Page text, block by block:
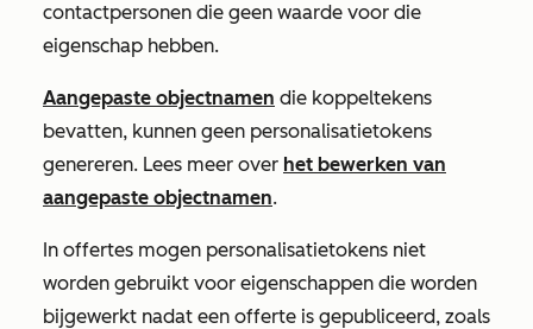
contactpersonen die geen waarde voor die
eigenschap hebben.
Aangepaste objectnamen die koppeltekens
bevatten, kunnen geen personalisatietokens
genereren. Lees meer over het bewerken van
aangepaste objectnamen.
In offertes mogen personalisatietokens niet
worden gebruikt voor eigenschappen die worden
bijgewerkt nadat een offerte is gepubliceerd, zoals